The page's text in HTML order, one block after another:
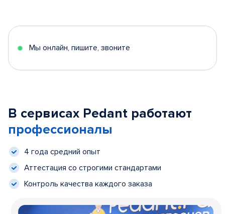
Мы онлайн, пишите, звоните
В сервисах Pedant работают
профессионалы
4 года средний опыт
Аттестация со строгими стандартами
Контроль качества каждого заказа